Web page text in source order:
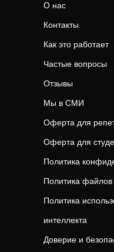
О нас
Контакты
Как это работает
Частые вопросы
Отзывы
Мы в СМИ
Оферта для
Оферта для
Политика
Политика файлов
Политика
интеллекта
Доверие и